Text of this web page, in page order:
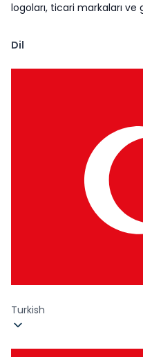
logoları, ticari markaları ve
Dil
Turkish